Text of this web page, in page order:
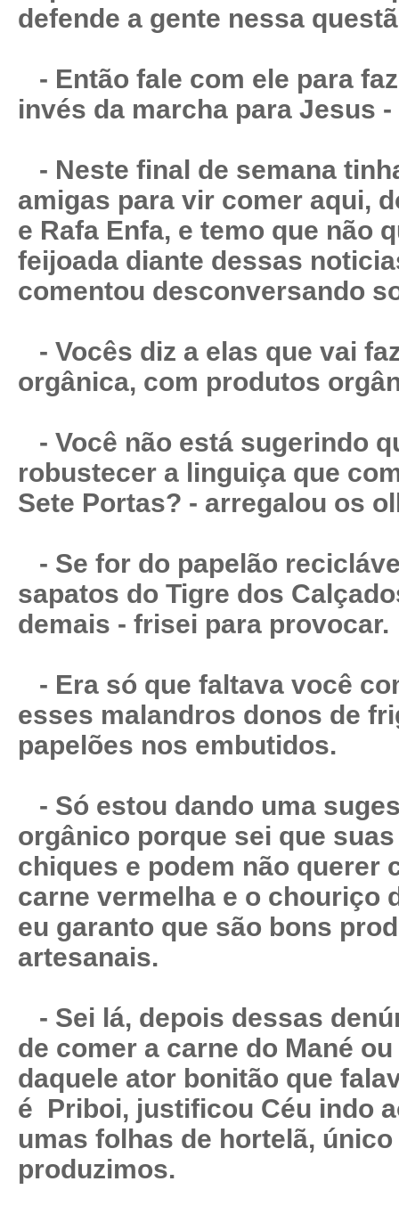
defende a gente nessa
- Então fale com ele para
invés da marcha para Jesus
- Neste final de semana
amigas para vir comer aqui,
e Rafa Enfa, e temo que não
feijoada diante dessas
comentou desconversando
- Vocês diz a elas que vai
orgânica, com produtos
- Você não está sugerindo
robustecer a linguiça que
Sete Portas? - arregalou os
- Se for do papelão
sapatos do Tigre dos
demais - frisei para provocar.
- Era só que faltava você
esses malandros donos de
papelões nos embutidos.
- Só estou dando uma
orgânico porque sei que
chiques e podem não querer
carne vermelha e o chouriço
eu garanto que são bons
artesanais.
- Sei lá, depois dessas
de comer a carne do Mané
daquele ator bonitão que
é Priboi, justificou Céu indo
umas folhas de hortelã,
produzimos.